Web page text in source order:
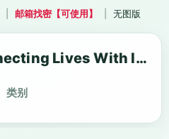
邮箱找密【可使用】 无图版
风云小站|Connecting Lives With Infinite New Discoveries
类别